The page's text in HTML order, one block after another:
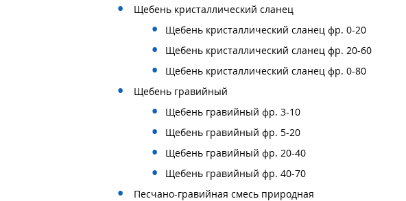
Щебень кристаллический сланец
Щебень кристаллический сланец фр. 0-20
Щебень кристаллический сланец фр. 20-60
Щебень кристаллический сланец фр. 0-80
Щебень гравийный
Щебень гравийный фр. 3-10
Щебень гравийный фр. 5-20
Щебень гравийный фр. 20-40
Щебень гравийный фр. 40-70
Песчано-гравийная смесь природная